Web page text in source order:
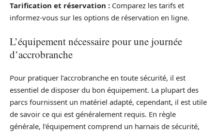
Tarification et réservation : Comparez les tarifs et
informez-vous sur les options de réservation en ligne.
L’équipement nécessaire pour une journée
d’accrobranche
Pour pratiquer l’accrobranche en toute sécurité, il est
essentiel de disposer du bon équipement. La plupart des
parcs fournissent un matériel adapté, cependant, il est utile
de savoir ce qui est généralement requis. En règle
générale, l’équipement comprend un harnais de sécurité,